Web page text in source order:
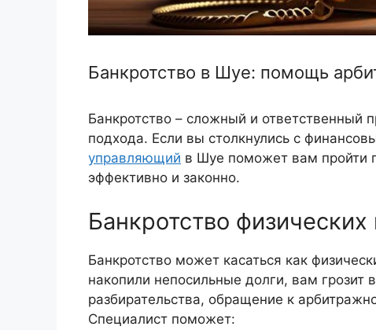
Банкротство в Шуе: помощь
Банкротство – сложный и ответственный
подхода. Если вы столкнулись с
управляющий в Шуе поможет вам пройти
эффективно и законно.
Банкротство
Банкротство может касаться как
накопили непосильные долги, вам
разбирательства, обращение к
Специалист поможет: